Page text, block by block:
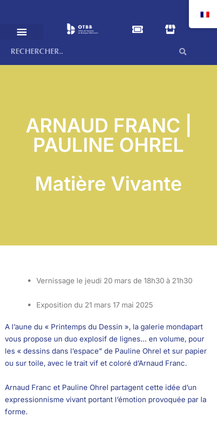
ARNAUD FRANC |
PAULINE OHREL
Matière Vivante
Vernissage le jeudi 20 mars de 18h30 à 21h30
Exposition du 21 mars 17 mai 2025
A l’aune du « Printemps du Dessin », la galerie mondapart
vous propose un duo explosif de lignes… en volume, pour
les « dessins dans l’espace” de Pauline Ohrel et sur papier
ou sur toile, avec le trait vif et coloré d’Arnaud Franc.
Arnaud Franc et Pauline Ohrel partagent cette idée d’un
expressionnisme vivant portant l’émotion provoquée par la
forme.